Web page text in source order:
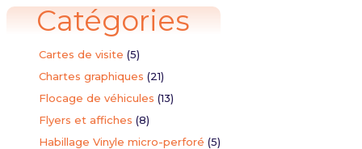
Typographie
Création de la police de caractère
format sur adhésif vinyle
Catégories
Cartes de visite (5)
Chartes graphiques (21)
Flocage de véhicules (13)
Flyers et affiches (8)
Habillage Vinyle micro-perforé (5)